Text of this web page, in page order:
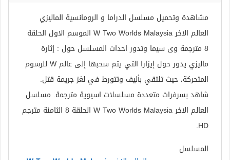
مشاهدة وتحميل مسلسل الدراما و الرومانسية الماليزي
العالم الاخر W Two Worlds Malaysia الموسم الاول الحلقة
8 مترجمة وى سيما وتدور احداث المسلسل حول : إثارة
ماليزي يدور حول إيزارا التي يتم سحبها إلى عالم W للرسوم
المتحركة، حيث تلتقي بأليف وتتورط في لغز جريمة قتل.
شاهد بسرفرات متعددة مسلسلات اسيوية مترجمة. مسلسل
العالم الاخر W Two Worlds Malaysia الحلقة 8 الثامنة مترجم
HD.
المسلسل